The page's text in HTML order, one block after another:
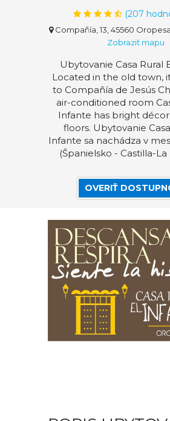
(207
Compañía, 13, 45560
Zobraziť mapu
Ubytovanie Casa Rural
Located in the old town,
to Compañía de Jesús
air-conditioned room
Infante has bright
floors. Ubytovanie
Infante sa nachádza v
(Španielsko - Castilla-
OVERIŤ